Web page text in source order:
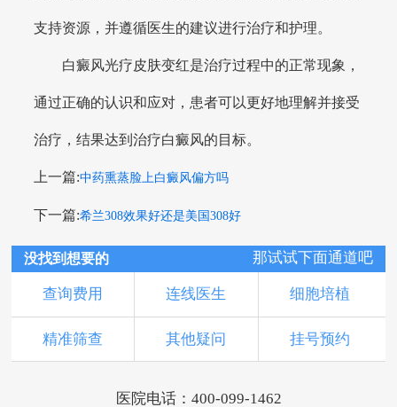
支持资源，并遵循医生的建议进行治疗和护理。
白癜风光疗皮肤变红是治疗过程中的正常现象，
通过正确的认识和应对，患者可以更好地理解并接受
治疗，结果达到治疗白癜风的目标。
上一篇:中药熏蒸脸上白癜风偏方吗
下一篇:希兰308效果好还是美国308好
没找到想要的 那试试下面通道吧
查询费用 连线医生 细胞培植
精准筛查 其他疑问 挂号预约
医院电话：400-099-1462